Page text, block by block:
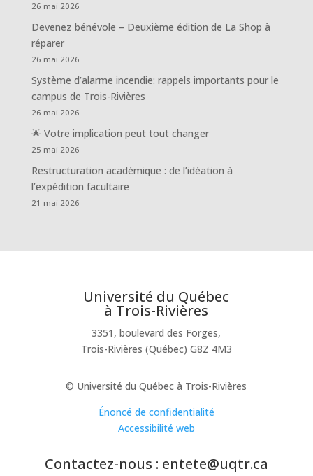
26 mai 2026
Devenez bénévole – Deuxième édition de La Shop à
réparer
26 mai 2026
Système d’alarme incendie: rappels importants pour le
campus de Trois-Rivières
26 mai 2026
🌟 Votre implication peut tout changer
25 mai 2026
Restructuration académique : de l’idéation à
l’expédition facultaire
21 mai 2026
Université du Québec
à Trois-Rivières
3351, boulevard des Forges,
Trois-Rivières (Québec) G8Z 4M3
© Université du Québec à Trois-Rivières
Énoncé de confidentialité
Accessibilité web
Contactez-nous : entete@uqtr.ca